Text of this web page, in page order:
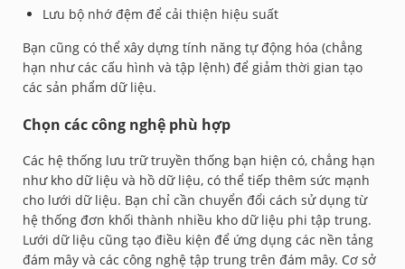
Lưu bộ nhớ đệm để cải thiện hiệu suất
Bạn cũng có thể xây dựng tính năng tự động hóa (chẳng
hạn như các cấu hình và tập lệnh) để giảm thời gian tạo
các sản phẩm dữ liệu.
Chọn các công nghệ phù hợp
Các hệ thống lưu trữ truyền thống bạn hiện có, chẳng hạn
như kho dữ liệu và hồ dữ liệu, có thể tiếp thêm sức mạnh
cho lưới dữ liệu. Bạn chỉ cần chuyển đổi cách sử dụng từ
hệ thống đơn khối thành nhiều kho dữ liệu phi tập trung.
Lưới dữ liệu cũng tạo điều kiện để ứng dụng các nền tảng
đám mây và các công nghệ tập trung trên đám mây. Cơ sở